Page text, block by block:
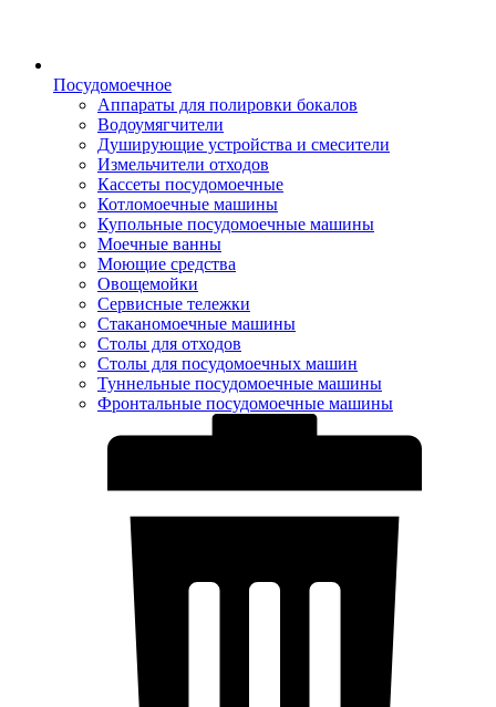
Посудомоечное
Аппараты для полировки бокалов
Водоумягчители
Душирующие устройства и смесители
Измельчители отходов
Кассеты посудомоечные
Котломоечные машины
Купольные посудомоечные машины
Моечные ванны
Моющие средства
Овощемойки
Сервисные тележки
Стаканомоечные машины
Столы для отходов
Столы для посудомоечных машин
Туннельные посудомоечные машины
Фронтальные посудомоечные машины